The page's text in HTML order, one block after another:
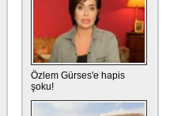
Özlem Gürses'e hapis
şoku!